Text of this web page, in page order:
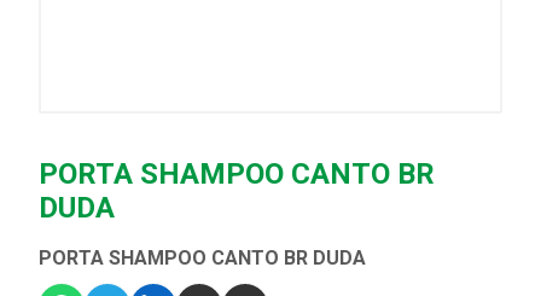
PORTA SHAMPOO CANTO BR
DUDA
PORTA SHAMPOO CANTO BR DUDA